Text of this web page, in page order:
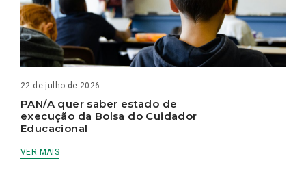
22 de julho de 2026
PAN/A quer saber estado de
execução da Bolsa do Cuidador
Educacional
VER MAIS